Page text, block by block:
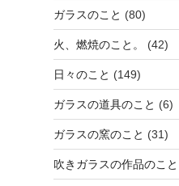
ガラスのこと (80)
火、燃焼のこと。 (42)
日々のこと (149)
ガラスの道具のこと (6)
ガラスの窯のこと (31)
吹きガラスの作品のこと